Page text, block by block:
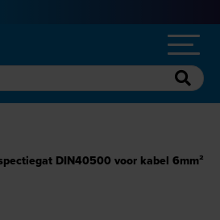
DIN40500 voor kabel 6mm²